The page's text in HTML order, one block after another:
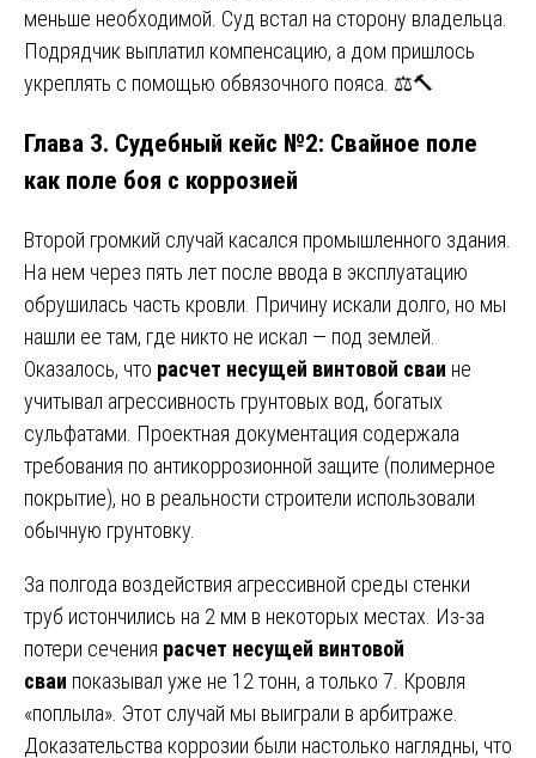
меньше необходимой. Суд встал на сторону владельца.
Подрядчик выплатил компенсацию, а дом пришлось
укреплять с помощью обвязочного пояса. ⚖️🔨
Глава 3. Судебный кейс №2: Свайное поле
как поле боя с коррозией
Второй громкий случай касался промышленного здания.
На нем через пять лет после ввода в эксплуатацию
обрушилась часть кровли. Причину искали долго, но мы
нашли ее там, где никто не искал — под землей.
Оказалось, что расчет несущей винтовой сваи не
учитывал агрессивность грунтовых вод, богатых
сульфатами. Проектная документация содержала
требования по антикоррозионной защите (полимерное
покрытие), но в реальности строители использовали
обычную грунтовку.
За полгода воздействия агрессивной среды стенки
труб истончились на 2 мм в некоторых местах. Из-за
потери сечения расчет несущей винтовой
сваи показывал уже не 12 тонн, а только 7. Кровля
«поплыла». Этот случай мы выиграли в арбитраже.
Доказательства коррозии были настолько наглядны, что